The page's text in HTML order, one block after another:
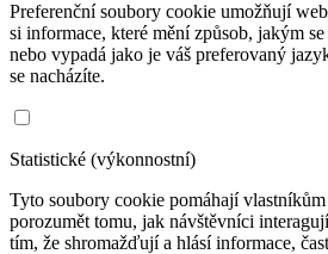
Preferenční soubory cookie umožňují
si informace, které mění způsob, jakým
nebo vypadá jako je váš preferovaný
se nacházíte.
Statistické (výkonnostní)
Tyto soubory cookie pomáhají
porozumět tomu, jak návštěvníci
tím, že shromažďují a hlásí informace,